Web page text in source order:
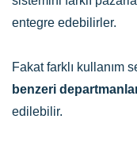
entegre edebilirler.
Fakat farklı kullanım
benzeri
edilebilir.